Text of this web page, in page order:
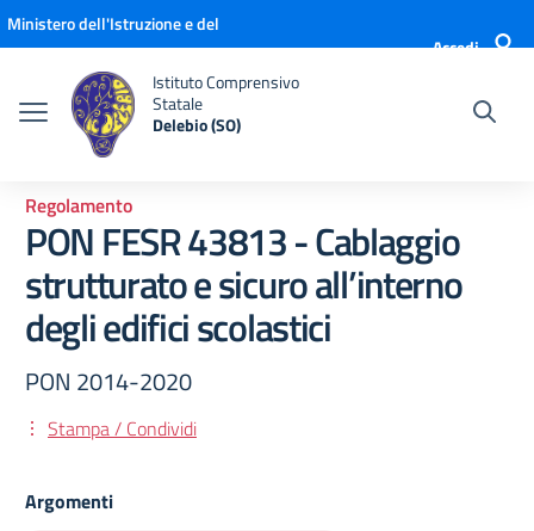
Vai ai contenuti
Vai al menu di navigazione
Vai al footer
Ministero dell'Istruzione e del
Accedi
Istituto Comprensivo
Statale
Delebio (SO)
Regolamento
PON FESR 43813 - Cablaggio
strutturato e sicuro all’interno
degli edifici scolastici
PON 2014-2020
Stampa / Condividi
Argomenti